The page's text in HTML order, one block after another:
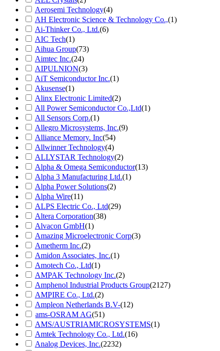
Aerosemi Technology(4)
AH Electronic Science & Technology Co.,(1)
Ai-Thinker Co., Ltd.(6)
AIC Tech(1)
Aihua Group(73)
Aimtec Inc.(24)
AIPULNION(3)
AiT Semiconductor Inc.(1)
Akusense(1)
Alinx Electronic Limited(2)
All Power Semiconductor Co.,Ltd(1)
All Sensors Corp.(1)
Allegro Microsystems, Inc.(9)
Alliance Memory. Inc(54)
Allwinner Technology(4)
ALLYSTAR Technology(2)
Alpha & Omega Semiconductor(13)
Alpha 3 Manufacturing Ltd.(1)
Alpha Power Solutions(2)
Alpha Wire(11)
ALPS Electric Co., Ltd(29)
Altera Corporation(38)
Alvacon GmbH(1)
Amazing Microelectronic Corp(3)
Ametherm Inc.(2)
Amidon Associates, Inc.(1)
Amotech Co., Ltd(1)
AMPAK Technology Inc.(2)
Amphenol Industrial Products Group(2127)
AMPIRE Co., Ltd.(2)
Ampleon Netherlands B.V-(12)
ams-OSRAM AG(51)
AMS/AUSTRIAMICROSYSTEMS(1)
Amtek Technology Co., Ltd.(16)
Analog Devices, Inc.(2232)